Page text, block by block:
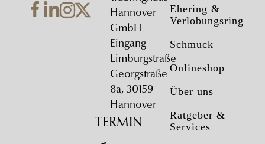
Ehering &
Verlobungsring
Schmuck
Onlineshop
Über uns
Ratgeber &
Services
Hannover
GmbH
Eingang
Limburgstraße
Georgstraße
8a, 30159
Hannover
TERMIN